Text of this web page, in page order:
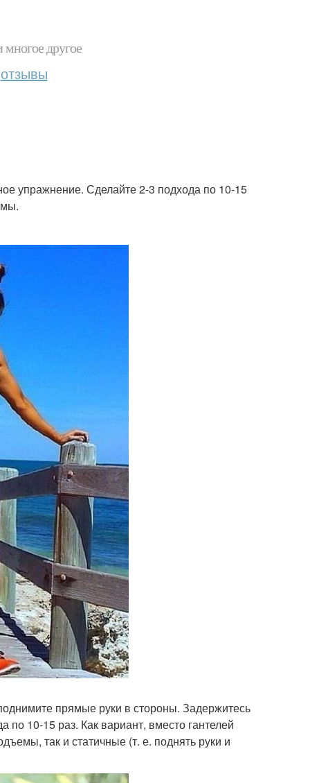
другое
отзывы
упражнение. Сделайте 2-3 подхода по 10-15
прямые руки в стороны. Задержитесь
по 10-15 раз. Как вариант, вместо гантелей
так и статичные (т. е. поднять руки и